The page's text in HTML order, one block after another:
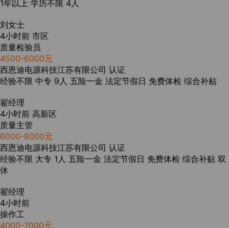
1年以上 学历不限 4人
刘女士
4小时前 市区
质量检验员
4500-6000元
西恩迪电源科技江苏有限公司 认证
经验不限 中专 9人 五险一金 法定节假日 免费体检 综合补贴
翟经理
4小时前 高新区
质量主管
6000-8000元
西恩迪电源科技江苏有限公司 认证
经验不限 大专 1人 五险一金 法定节假日 免费体检 综合补贴 双
休
翟经理
4小时前
操作工
4000-7000元